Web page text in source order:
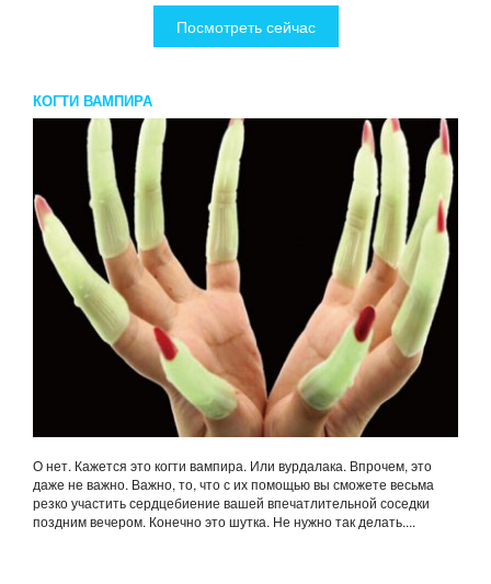
Посмотреть сейчас
КОГТИ ВАМПИРА
О нет. Кажется это когти вампира. Или вурдалака. Впрочем, это
даже не важно. Важно, то, что с их помощью вы сможете весьма
резко участить сердцебиение вашей впечатлительной соседки
поздним вечером. Конечно это шутка. Не нужно так делать....